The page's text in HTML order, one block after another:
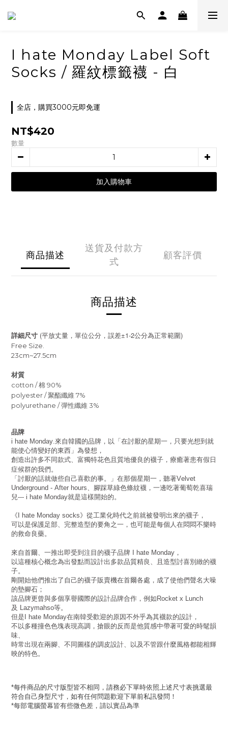
I hate Monday Label Soft
Socks / 羅紋標籤襪 - 白
全店，購買3000元即免運
NT$420
數量
加入購物車
商品描述
送貨及付款方
式
顧客評價
商品描述
詳細尺寸 (平放丈量，單位公分，誤差±1-2公分為正常範圍)
Free Size.
23cm~27.5cm
材質
cotton / 棉 90%
polyester / 聚酯纖維 7%
polyurethane / 彈性纖維 3%
品牌
i hate Monday.來自韓國的品牌，以「在討厭的星期一，只要光想到就
能使心情變好的東西」為發想，
創造出許多不同款式、富獨特花色且質地優良的襪子，療癒著患有假日
症候群的我們。
「討厭的話就做些自己喜歡的事。」在那個星期一，聽著Velvet
Underground - After hours 、腳踩草綠色條紋襪，一邊吃著葡萄乾喜瑞
兒--- i hate Monday就是這樣開始的。
《 I hate Monday socks》從工業化時代之前就被發明出來的襪子，
可以是保護足部、完整造型的要角之一，也可能是每個人在悶悶不樂時
的救命良藥。
來自首爾、一推出即受到注目的襪子品牌 I hate Monday ，
以這種核心概念為出發點而設計出多款品質精良、且造型討喜別緻的襪
子。
剛開始他們推出了自己的襪子販賣機在首爾各處，成了使他們聲名大噪
的墊腳石；
該品牌更曾與多個享譽國際的設計品牌合作，例如 Rocket x Lunch
及 Lazymahso等。
但是 I hate Monday在南韓受歡迎的原因不外乎為其襪款的設計，
不以多種撞色色塊表現高調，搶眼的反而是他質感中帶著可愛的時髦韻
味、
時常出現在兩腳、不同圖樣的調皮設計、以及不管跟什麼風格都能相輝
映的特色。
*每件商品的尺寸版型皆不相同，請務必下單時依照上述尺寸表挑選最
符合自己身型尺寸，如有任何問題歡迎下單前私訊發問！
*每部電腦螢幕皆有些微色差，請以實品為準